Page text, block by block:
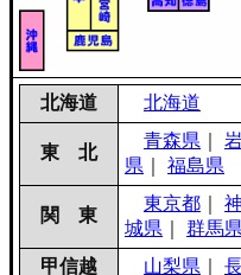
北海道 北海道
東 北
青森県
県
福島県
関 東
東京都
城県
群馬県
甲信越
山梨県